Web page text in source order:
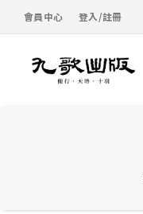
會員中心 登入/註冊